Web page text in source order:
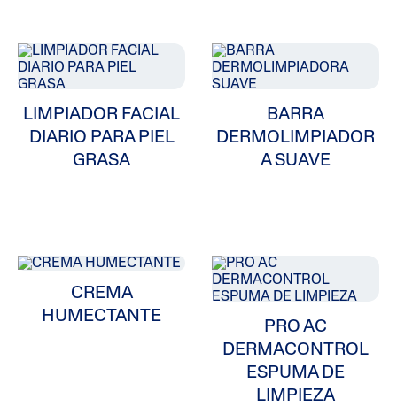
LIMPIADOR FACIAL
DIARIO PARA PIEL
GRASA
BARRA
DERMOLIMPIADOR
A SUAVE
CREMA
HUMECTANTE
PRO AC
DERMACONTROL
ESPUMA DE
LIMPIEZA